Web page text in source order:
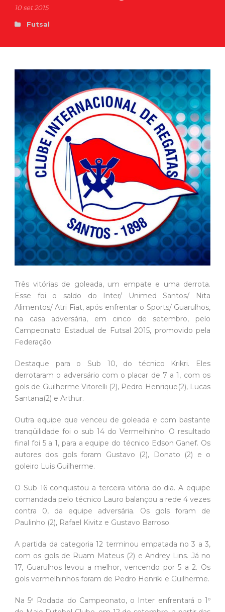
10 set 2015
Futsal
Três vitórias de goleada, um empate e uma derrota.
Esse foi o saldo do Inter/ Unimed Santos/ Nita
Alimentos/ Atri Fiat, após enfrentar o Sports/ Guarulhos,
na casa adversária, em cinco de setembro, pelo
Campeonato Estadual de Futsal 2015, promovido pela
Federação.
Destaque para o Sub 10, do técnico Krikri. Eles
derrotaram o adversário com o placar de 7 a 1, com os
gols de Guilherme Vitorelli (2), Pedro Henrique(2), Lucas
Santana(2) e Arthur.
Outra equipe que venceu de goleada e com bastante
tranqüilidade foi o sub 14 do Vermelhinho. O resultado
final foi 5 a 1, para a equipe do técnico Edson Ganef. Os
autores dos gols foram Gustavo (2), Donato (2) e o
goleiro Luis Guilherme.
O Sub 16 conquistou a terceira vitória do dia. A equipe
comandada pelo técnico Lauro balançou a rede 4 vezes
contra 0, da equipe adversária. Os gols foram de
Paulinho (2), Rafael Kivitz e Gustavo Barroso.
A partida da categoria 12 terminou empatada no 3 a 3,
com os gols de Ruam Mateus (2) e Andrey Lins. Já no
17, Guarulhos levou a melhor, vencendo por 5 a 2. Os
gols vermelhinhos foram de Pedro Henriki e Guilherme.
Na 5ª Rodada do Campeonato, o Inter enfrentará o 1º